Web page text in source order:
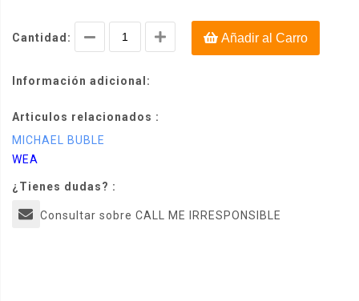
Cantidad: Añadir al Carro
Información adicional:
Articulos relacionados :
MICHAEL BUBLE
WEA
¿Tienes dudas? :
Consultar sobre CALL ME IRRESPONSIBLE